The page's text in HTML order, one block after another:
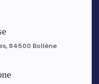
84500 Bollène